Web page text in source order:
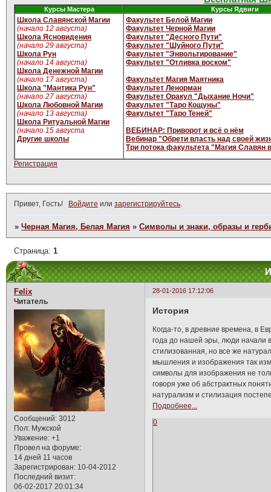
Курсы Мастера Курсы Ядвиги
Школа Славянской Магии
(начало 12 августа)
Школа Ясновидения
(начало 29 августа)
Школа Рун
(начало 14 августа)
Школа Денежной Магии
(начало 17 августа)
Школа "Мантика Рун"
(начало 27 августа)
Школа Любовной Магии
(начало 13 августа)
Школа Ритуальной Магии
(начало 15 августа
Другие школы
Факультет Белой Магии
Факультет Черной Магии
Факультет "Десного Пути"
Факультет "Шуйного Пути"
Факультет "Энвольтирование"
Факультет "Отливка воском"
Факультет Магия Маятника
Факультет Ленорман
Факультет Оракул "Дыхание Ночи"
Факультет "Таро Кощуны"
Факультет "Таро Теней"
ВЕБИНАР: Приворот и всё о нём
Вебинар "Обрети власть над своей
Три потока факультета "Магия Славян
Регистрация
Привет, Гость! Войдите или зарегистрируйтесь
»Черная Магия, Белая Магия »Символы и знаки, образы и
Страница: 1
28-01-2016 17:12:06
Felix
Читатель
Сообщений: 3012
Пол: Мужской
Уважение: +1
Провел на форуме:
14 дней 11 часов
Зарегистрирован: 10-04-2012
Последний визит:
06-02-2017 20:01:34
История
Когда-то, в древние времена, в
года до нашей эры, люди начали
стилизованная, но все же
мышления и изображения так
символы для изображения не
говоря уже об абстрактных
натурализм и стилизация
Подробнее...
0